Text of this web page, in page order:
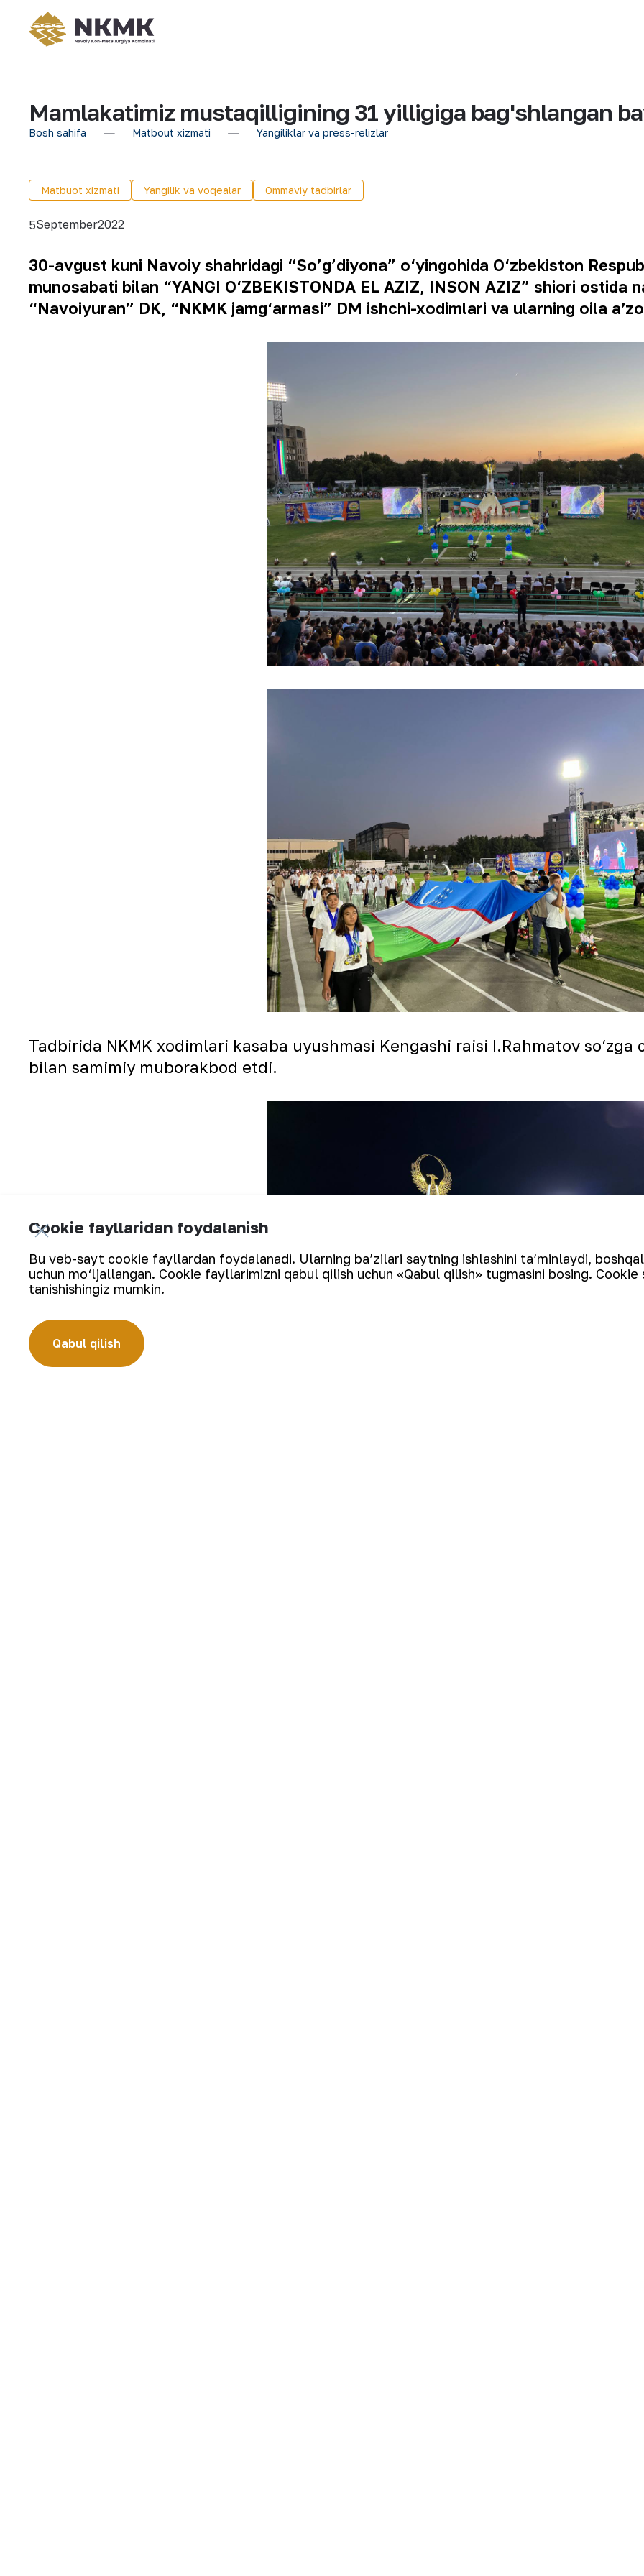
Mamlakatimiz mustaqilligining 31 yilligiga bag'shlangan
Bosh sahifa Matbout xizmati Yangiliklar va press-relizlar
Matbuot xizmati Yangilik va voqealar Ommaviy tadbirlar
5September2022
30-avgust kuni Navoiy shahridagi “So’g’diyona” o‘yingohida O‘zbekiston
munosabati bilan “YANGI O‘ZBEKISTONDA EL AZIZ, INSON AZIZ” shiori ostida
“Navoiyuran” DK, “NKMK jamg‘armasi” DM ishchi-xodimlari va ularning oila
Tadbirida NKMK xodimlari kasaba uyushmasi Kengashi raisi I.Rahmatov
bilan samimiy muborakbod etdi.
Cookie fayllaridan foydalanish
Bu veb-sayt cookie fayllardan foydalanadi. Ularning ba’zilari saytning ishlashini ta’minlaydi,
uchun mo‘ljallangan. Cookie fayllarimizni qabul qilish uchun «Qabul qilish» tugmasini bosing.
tanishishingiz mumkin.
Qabul qilish